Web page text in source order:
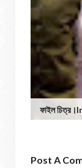
ফাইল
Post A